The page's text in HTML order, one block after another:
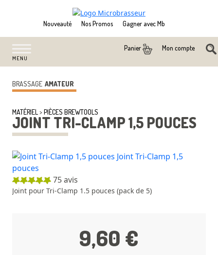
Nouveauté Nos Promos Gagner avec Mb
Panier Mon compte
MENU
MATÉRIEL> PIÈCES BREWTOOLS
JOINT TRI-CLAMP 1,5 POUCES
BRASSAGE AMATEUR
75avis
Joint pour Tri-Clamp 1.5 pouces (pack de 5)
9,60 €